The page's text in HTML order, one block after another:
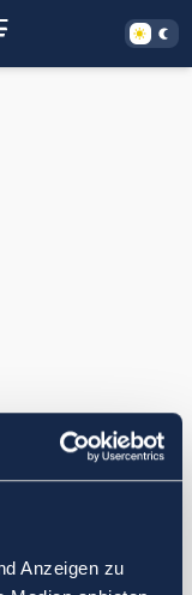
Anzeigen zu